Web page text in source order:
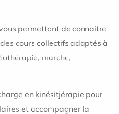
permettant de connaitre
cours collectifs adaptés à
marche,
en kinésitjérapie pour
et accompagner la